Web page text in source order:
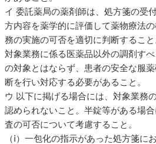
イ 委託薬局の薬剤師は、処方箋の受
方内容を薬学的に評価して薬物療法
務の実施の可否を適切に判断すること
対象業務に係る医薬品以外の調剤す
の対象とはならず、患者の安全な服
断を行い対応する必要があること。
ウ 以下に掲げる場合には、対象業務
認められないこと。半錠等がある場
査の可否について考慮すること。
（ⅰ）一包化の指示があった処方箋に